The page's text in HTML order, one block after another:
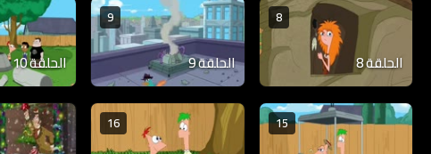
8
الحلقة 8
9
الحلقة 9 الحلقة 10
15
16